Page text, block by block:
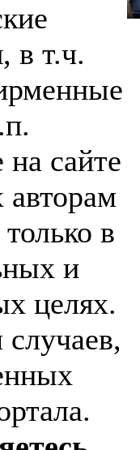
в т.ч.
сайте
авторам
в
и
целях.